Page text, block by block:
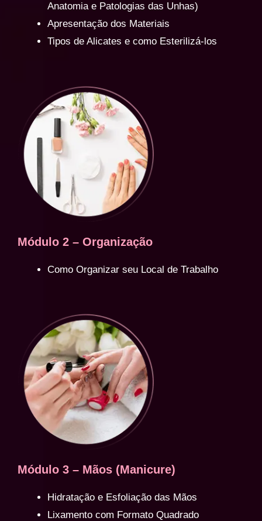
Anatomia e Patologias das Unhas)
Apresentação dos Materiais
Tipos de Alicates e como Esterilizá-los
Módulo 2 – Organização
Como Organizar seu Local de Trabalho
Módulo 3 – Mãos (Manicure)
Hidratação e Esfoliação das Mãos
Lixamento com Formato Quadrado